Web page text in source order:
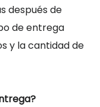
después de
de entrega
y la cantidad de